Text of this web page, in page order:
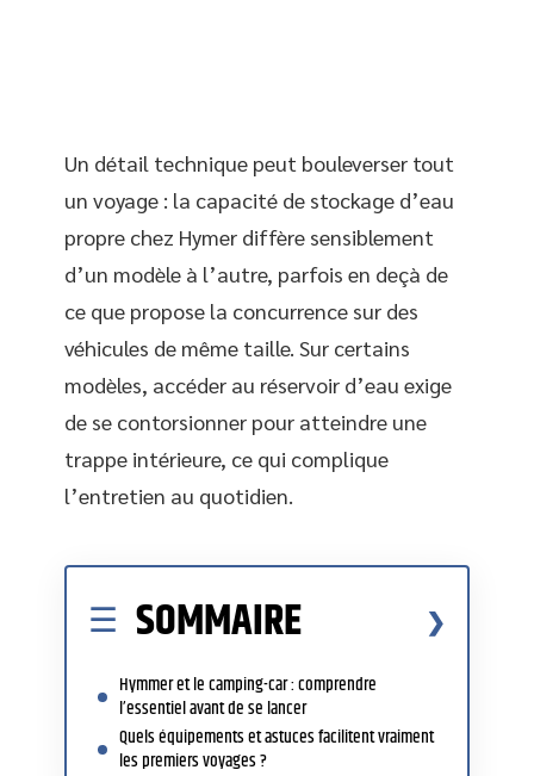
Un détail technique peut bouleverser tout
un voyage : la capacité de stockage d’eau
propre chez Hymer diffère sensiblement
d’un modèle à l’autre, parfois en deçà de
ce que propose la concurrence sur des
véhicules de même taille. Sur certains
modèles, accéder au réservoir d’eau exige
de se contorsionner pour atteindre une
trappe intérieure, ce qui complique
l’entretien au quotidien.
SOMMAIRE
Hymmer et le camping-car : comprendre
l’essentiel avant de se lancer
Quels équipements et astuces facilitent vraiment
les premiers voyages ?